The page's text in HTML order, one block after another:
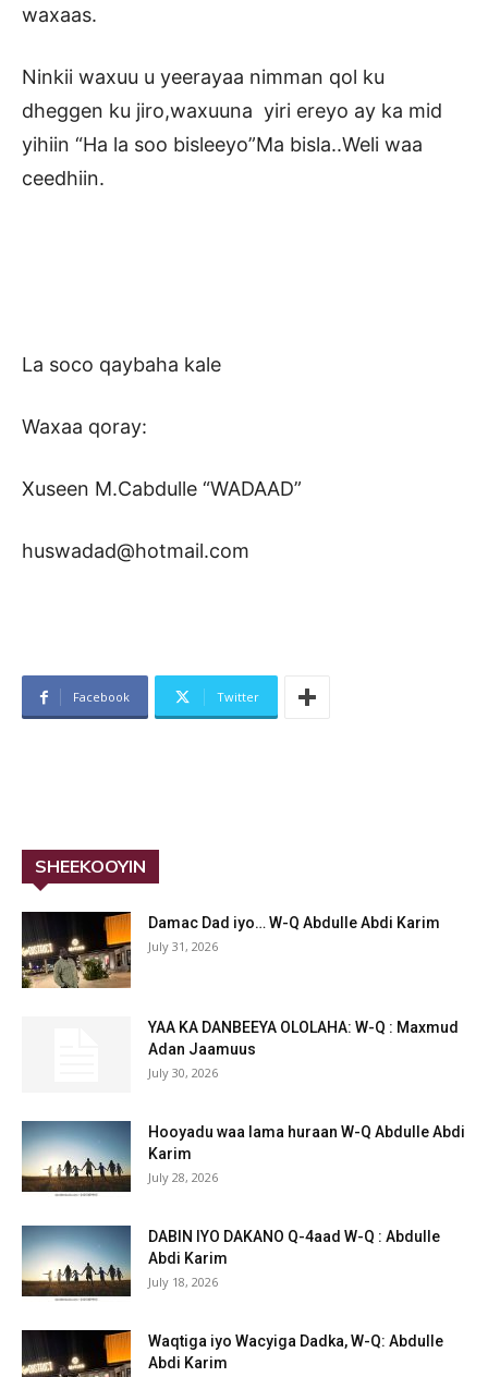
waxaas.
Ninkii waxuu u yeerayaa nimman qol ku
dheggen ku jiro,waxuuna yiri ereyo ay ka mid
yihiin “Ha la soo bisleeyo”Ma bisla..Weli waa
ceedhiin.
La soco qaybaha kale
Waxaa qoray:
Xuseen M.Cabdulle “WADAAD”
huswadad@hotmail.com
Facebook Twitter
SHEEKOOYIN
Damac Dad iyo… W-Q Abdulle Abdi Karim
July 31, 2026
YAA KA DANBEEYA OLOLAHA: W-Q : Maxmud
Adan Jaamuus
July 30, 2026
Hooyadu waa lama huraan W-Q Abdulle Abdi
Karim
July 28, 2026
DABIN IYO DAKANO Q-4aad W-Q : Abdulle
Abdi Karim
July 18, 2026
Waqtiga iyo Wacyiga Dadka, W-Q: Abdulle
Abdi Karim